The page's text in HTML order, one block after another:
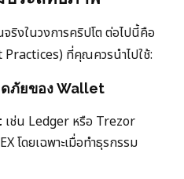
ริงในวงการคริปโต ต่อไปนี้คือ
ที่คุณควรนำไปใช้:
ดภัยของ Wallet
เช่น Ledger หรือ Trezor
โดยเฉพาะเมื่อทำธุรกรรม